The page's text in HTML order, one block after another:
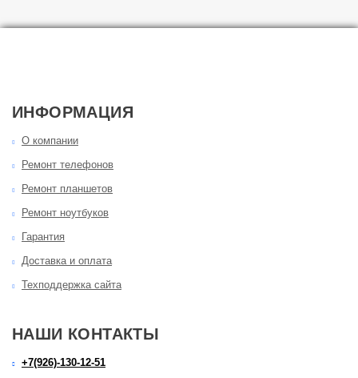
ИНФОРМАЦИЯ
О компании
Ремонт телефонов
Ремонт планшетов
Ремонт ноутбуков
Гарантия
Доставка и оплата
Техподдержка сайта
НАШИ КОНТАКТЫ
+7(926)-130-12-51